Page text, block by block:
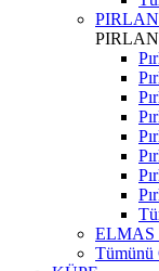
ELMAS
Tümünü